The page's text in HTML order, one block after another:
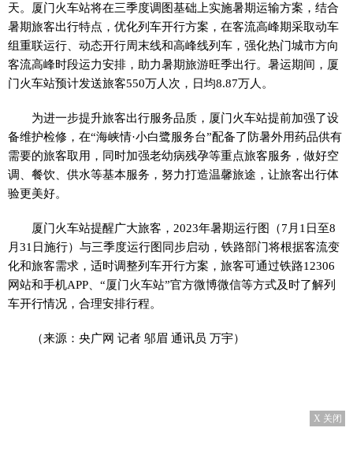
天。厦门火车站将在三季度调图基础上实施暑期运输方案，结合
暑期旅客出行特点，优化列车开行方案，在客流高峰期采取动车
组重联运行、动态开行周末线和高峰线列车，强化热门城市方向
客流高峰时段运力安排，助力暑期旅游旺季出行。暑运期间，厦
门火车站预计发送旅客550万人次，日均8.87万人。
为进一步提升旅客出行服务品质，厦门火车站提前加强了设
备维护检修，在“海峡情·小白鹭服务台”配备了防暑外用药品供有
需要的旅客取用，同时加强老幼病残孕等重点旅客服务，做好空
调、餐饮、供水等基本服务，努力打造温馨旅途，让旅客出行体
验更美好。
厦门火车站提醒广大旅客，2023年暑期运行图（7月1日至8
月31日施行）与三季度运行图同步启动，铁路部门将根据客流变
化和旅客需求，适时调整列车开行方案，旅客可通过铁路12306
网站和手机APP、“厦门火车站”官方微博微信等方式及时了解列
车开行情况，合理安排行程。
（来源：央广网 记者 邬眉 通讯员 万宇）
X 关闭